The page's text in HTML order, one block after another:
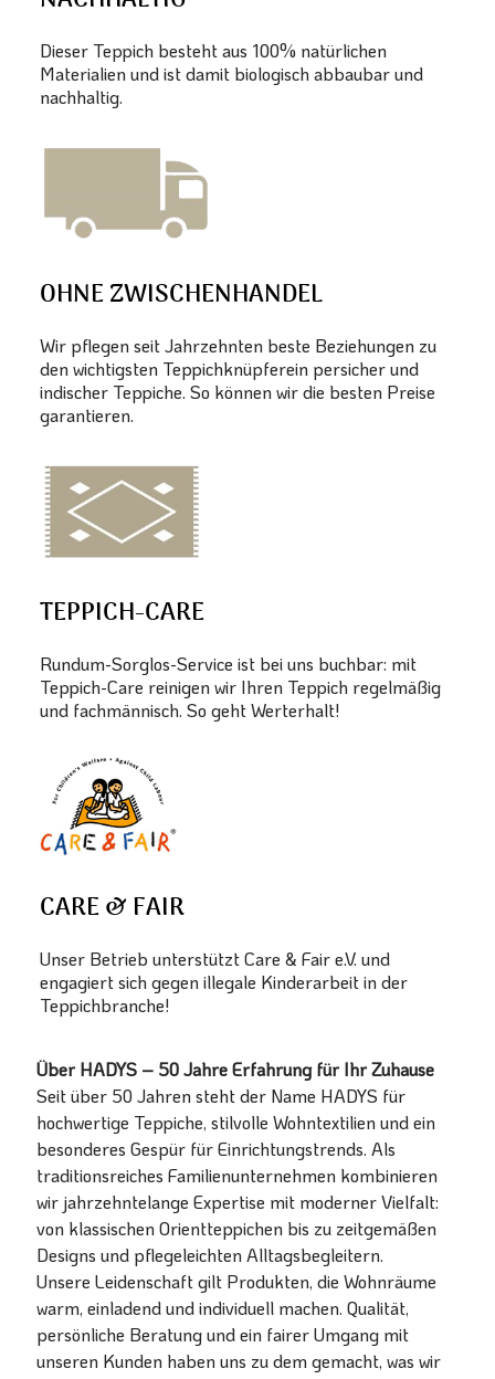
Dieser Teppich besteht aus 100% natürlichen
Materialien und ist damit biologisch abbaubar und
nachhaltig.
OHNE ZWISCHENHANDEL
Wir pflegen seit Jahrzehnten beste Beziehungen zu
den wichtigsten Teppichknüpferein persicher und
indischer Teppiche. So können wir die besten Preise
garantieren.
TEPPICH-CARE
Rundum-Sorglos-Service ist bei uns buchbar: mit
Teppich-Care reinigen wir Ihren Teppich regelmäßig
und fachmännisch. So geht Werterhalt!
CARE & FAIR
Unser Betrieb unterstützt Care & Fair e.V. und
engagiert sich gegen illegale Kinderarbeit in der
Teppichbranche!
Über HADYS – 50 Jahre Erfahrung für Ihr Zuhause
Seit über 50 Jahren steht der Name HADYS für
hochwertige Teppiche, stilvolle Wohntextilien und ein
besonderes Gespür für Einrichtungstrends. Als
traditionsreiches Familienunternehmen kombinieren
wir jahrzehntelange Expertise mit moderner Vielfalt:
von klassischen Orientteppichen bis zu zeitgemäßen
Designs und pflegeleichten Alltagsbegleitern.
Unsere Leidenschaft gilt Produkten, die Wohnräume
warm, einladend und individuell machen. Qualität,
persönliche Beratung und ein fairer Umgang mit
unseren Kunden haben uns zu dem gemacht, was wir